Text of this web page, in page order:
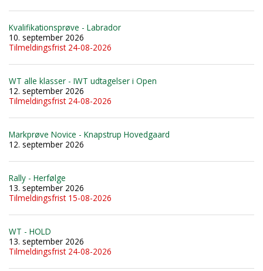
Kvalifikationsprøve - Labrador
10. september 2026
Tilmeldingsfrist 24-08-2026
WT alle klasser - IWT udtagelser i Open
12. september 2026
Tilmeldingsfrist 24-08-2026
Markprøve Novice - Knapstrup Hovedgaard
12. september 2026
Rally - Herfølge
13. september 2026
Tilmeldingsfrist 15-08-2026
WT - HOLD
13. september 2026
Tilmeldingsfrist 24-08-2026